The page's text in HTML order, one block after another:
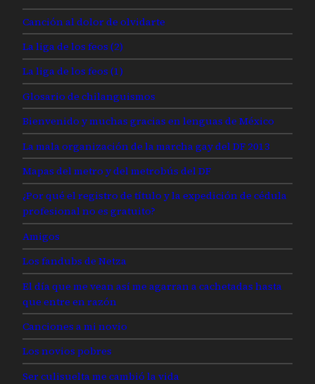
Canción al dolor de olvidarte
La liga de los feos (2)
La liga de los feos (1)
Glosario de chilanguismos
Bienvenido y muchas gracias en lenguas de México
La mala organización de la marcha gay del DF 2013
Mapas del metro y del metrobús del DF
¿Por qué el registro de título y la expedición de cédula
profesional no es gratuito?
Amigos
Los fandubs de Netza
El día que me vean así me agarran a cachetadas hasta
que entre en razón
Canciones a mi novio
Los novios pobres
Ser culisuelta me cambió la vida